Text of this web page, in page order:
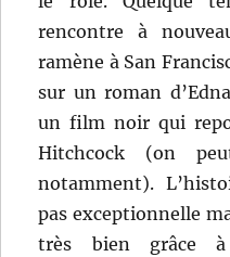
rencontre à
ramène à San
sur un roman
un film noir qui
Hitchcock (on
notamment).
pas exceptionnelle
très bien grâce à